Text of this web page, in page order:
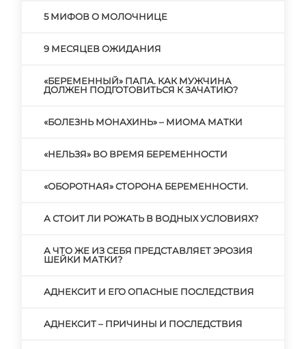
5 МИФОВ О МОЛОЧНИЦЕ
9 МЕСЯЦЕВ ОЖИДАНИЯ
«БЕРЕМЕННЫЙ» ПАПА. КАК МУЖЧИНА
ДОЛЖЕН ПОДГОТОВИТЬСЯ К ЗАЧАТИЮ?
«БОЛЕЗНЬ МОНАХИНЬ» – МИОМА МАТКИ
«НЕЛЬЗЯ» ВО ВРЕМЯ БЕРЕМЕННОСТИ
«ОБОРОТНАЯ» СТОРОНА БЕРЕМЕННОСТИ.
А СТОИТ ЛИ РОЖАТЬ В ВОДНЫХ УСЛОВИЯХ?
А ЧТО ЖЕ ИЗ СЕБЯ ПРЕДСТАВЛЯЕТ ЭРОЗИЯ
ШЕЙКИ МАТКИ?
АДНЕКСИТ И ЕГО ОПАСНЫЕ ПОСЛЕДСТВИЯ
АДНЕКСИТ – ПРИЧИНЫ И ПОСЛЕДСТВИЯ